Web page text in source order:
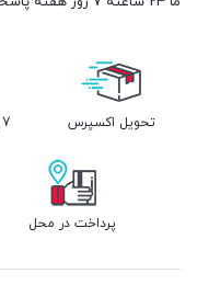
تحویل اکسپرس
پرداخت در محل